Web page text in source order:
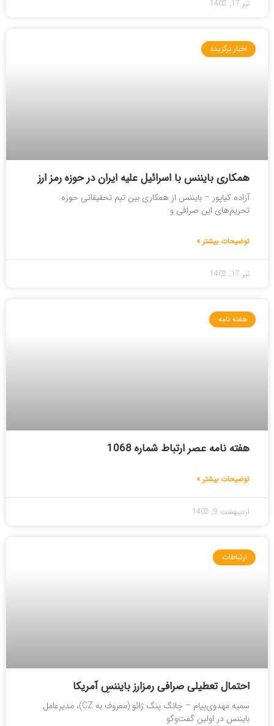
تیر 17, 1402
اخبار برگزیده
همکاری بایننس با اسرائیل علیه ایران در حوزه رمز ارز
آزاده کیاپور – بایننس از همکاری بین تیم تحقیقاتی حوزه
تحریم‌های این صرافی و
توضیحات بیشتر »
تیر 17, 1402
هفته نامه
هفته نامه عصر ارتباط شماره 1068
توضیحات بیشتر »
اردیبهشت 9, 1402
ارتباطات
احتمال تعطیلی صرافی رمزارز بایننسِ آمریکا
سمیه مهدوی‌پیام – چانگ پنگ ژائو (معروف به CZ)، مدیرعامل
بایننس در اولین گفت‌وگو